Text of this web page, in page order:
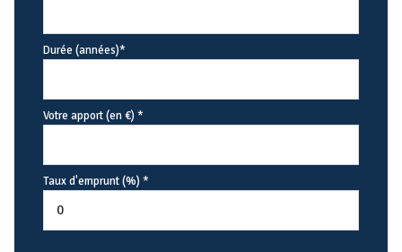
Durée (années)*
Votre apport (en €) *
Taux d'emprunt (%) *